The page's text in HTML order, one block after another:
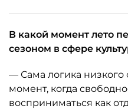
В какой момент лето
сезоном в сфере
— Сама логика низкого
момент, когда
восприниматься как